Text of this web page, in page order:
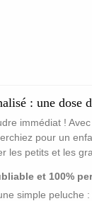
: une dose
immédiat !
pour un
les petits et les
et 100%
simple peluche